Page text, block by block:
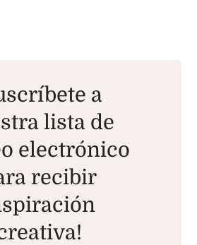
a
lista de
electrónico
recibir